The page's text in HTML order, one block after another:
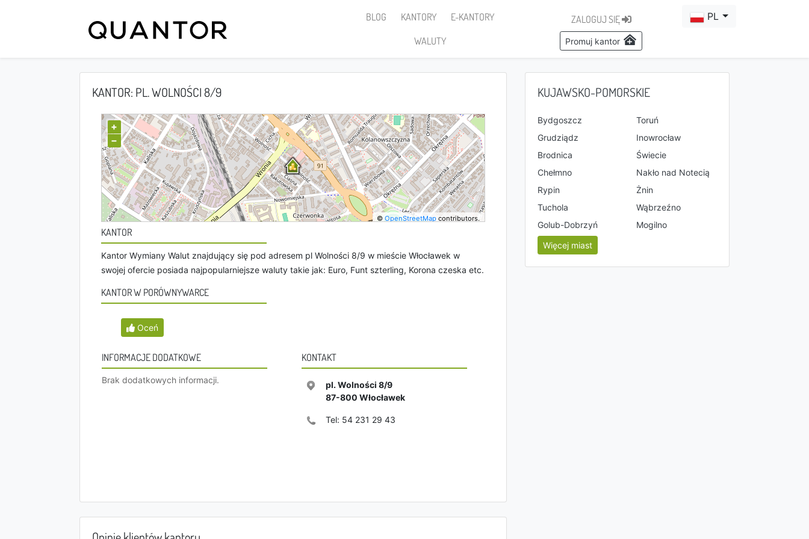
BLOG KANTORY
E-KANTORY
WALUTY
ZALOGUJ SIĘ
Promuj kantor
PL
KANTOR: PL. WOLNOŚCI 8/9
+
−
©OpenStreetMap contributors.
KANTOR
Kantor Wymiany Walut znajdujący się pod adresem pl Wolności 8/9 w mieście Włocławek w
swojej ofercie posiada najpopularniejsze waluty takie jak: Euro, Funt szterling, Korona czeska etc.
KANTOR W PORÓWNYWARCE
Oceń
INFORMACJE DODATKOWE
Brak dodatkowych informacji.
KONTAKT
pl. Wolności 8/9
87-800 Włocławek
Tel: 54 231 29 43
KUJAWSKO-POMORSKIE
Bydgoszcz
Toruń
Grudziądz
Inowrocław
Brodnica
Świecie
Chełmno
Nakło nad Notecią
Rypin
Żnin
Tuchola
Wąbrzeźno
Golub-Dobrzyń
Mogilno
Więcej miast